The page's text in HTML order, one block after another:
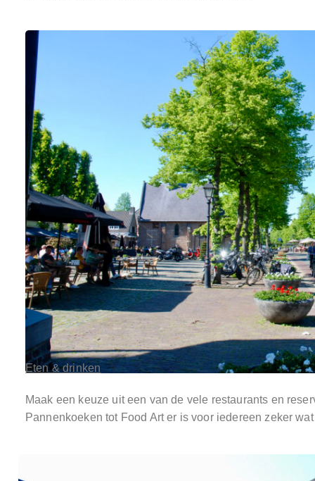
Eten & drinken
Maak een keuze uit een van de vele restaurants en
Pannenkoeken tot Food Art er is voor iedereen zeker